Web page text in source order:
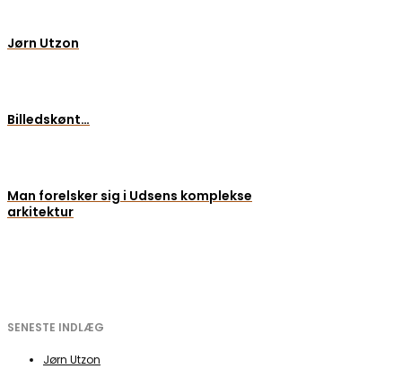
Jørn Utzon
Billedskønt…
Man forelsker sig i Udsens komplekse
arkitektur
SENESTE INDLÆG
Jørn Utzon